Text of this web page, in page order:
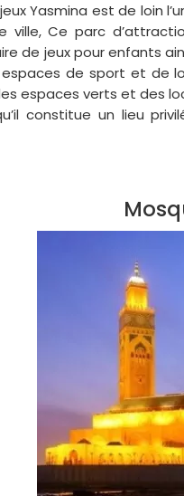
Yasmina est de loin
ville, Ce parc
de jeux pour enfants
de sport et de
espaces verts et des
constitue un lieu